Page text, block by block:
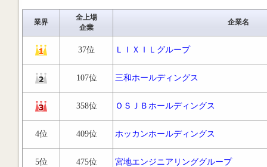
業界
全上場
企業
企業名
37位 ＬＩＸＩＬグループ
107位 三和ホールディングス
358位 ＯＳＪＢホールディングス
4位 409位 ホッカンホールディングス
5位 475位 宮地エンジニアリンググループ